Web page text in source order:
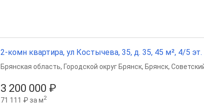
2-комн квартира, ул Костычева, 35, д. 35, 45 м², 4/5 эт.
3 200 000 ₽
71 111 ₽ за м2
Брянская область, Городской округ Брянск, Брянск,